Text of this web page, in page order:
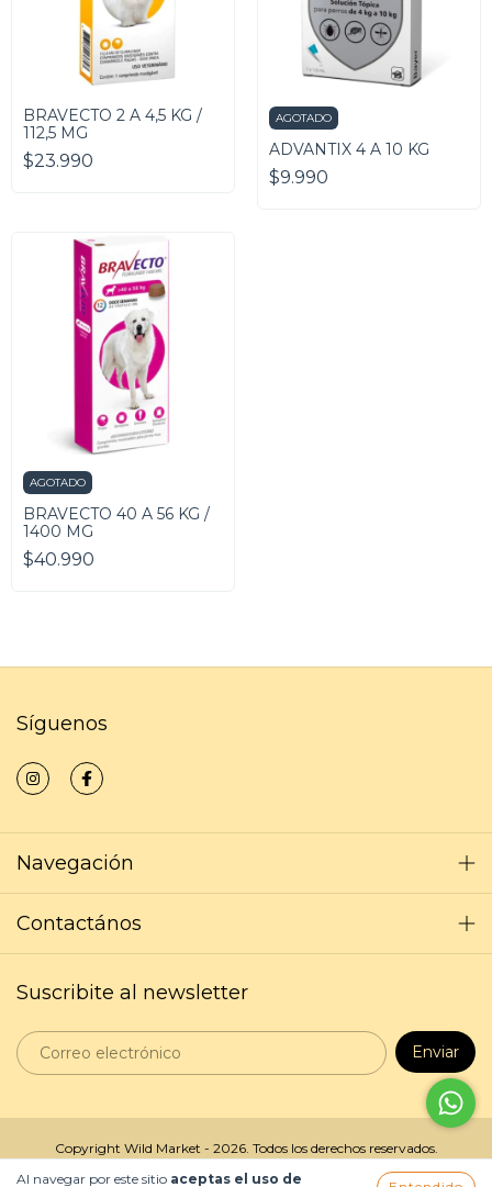
Al navegar por este sitio aceptas el uso de
BRAVECTO 2 A 4,5 KG /
112,5 MG
$23.990
AGOTADO
ADVANTIX 4 A 10 KG
$9.990
AGOTADO
BRAVECTO 40 A 56 KG /
1400 MG
$40.990
Síguenos
Navegación
Contactános
Suscribite al newsletter
Copyright Wild Market - 2026. Todos los derechos reservados.